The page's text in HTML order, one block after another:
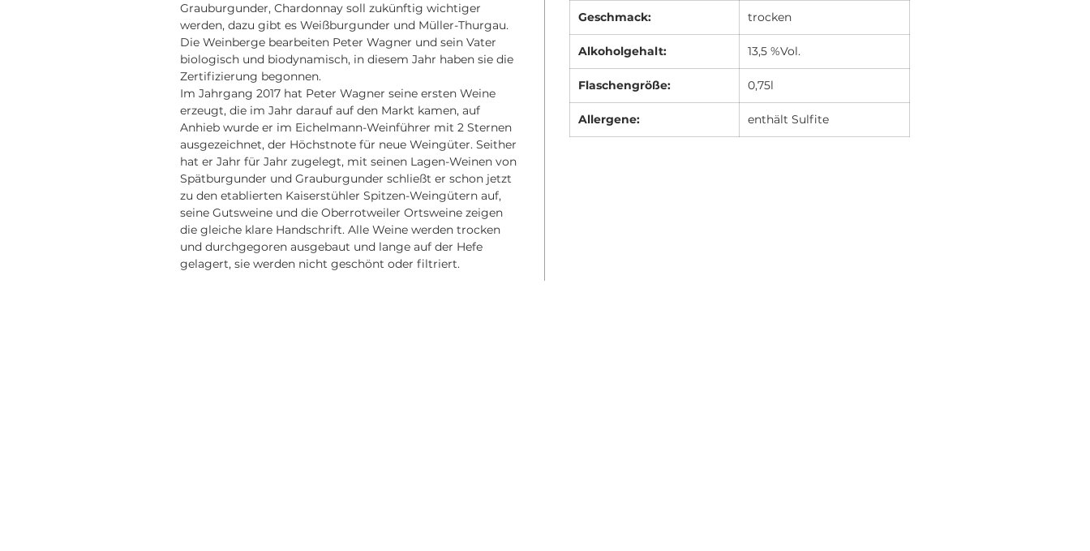
Grauburgunder, Chardonnay soll zukünftig wichtiger
werden, dazu gibt es Weißburgunder und Müller-Thurgau.
Die Weinberge bearbeiten Peter Wagner und sein Vater
biologisch und biodynamisch, in diesem Jahr haben sie die
Zertifizierung begonnen.
Im Jahrgang 2017 hat Peter Wagner seine ersten Weine
erzeugt, die im Jahr darauf auf den Markt kamen, auf
Anhieb wurde er im Eichelmann-Weinführer mit 2 Sternen
ausgezeichnet, der Höchstnote für neue Weingüter. Seither
hat er Jahr für Jahr zugelegt, mit seinen Lagen-Weinen von
Spätburgunder und Grauburgunder schließt er schon jetzt
zu den etablierten Kaiserstühler Spitzen-Weingütern auf,
seine Gutsweine und die Oberrotweiler Ortsweine zeigen
die gleiche klare Handschrift. Alle Weine werden trocken
und durchgegoren ausgebaut und lange auf der Hefe
gelagert, sie werden nicht geschönt oder filtriert.
Geschmack: trocken
Alkoholgehalt: 13,5 %Vol.
Flaschengröße: 0,75l
Allergene: enthält Sulfite